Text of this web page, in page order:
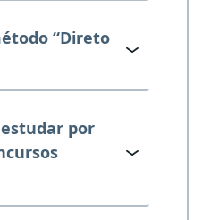
“Direto
por